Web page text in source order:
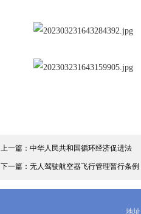
上一篇：中华人民共和国循环经济促进法
下一篇：无人驾驶航空器飞行管理暂行条例
地